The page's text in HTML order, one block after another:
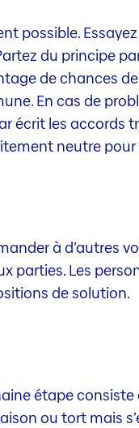
possible.
du principe
de chances
En cas de
écrit les accords
neutre
à d’autres
parties. Les
de solution.
étape
ou tort mais